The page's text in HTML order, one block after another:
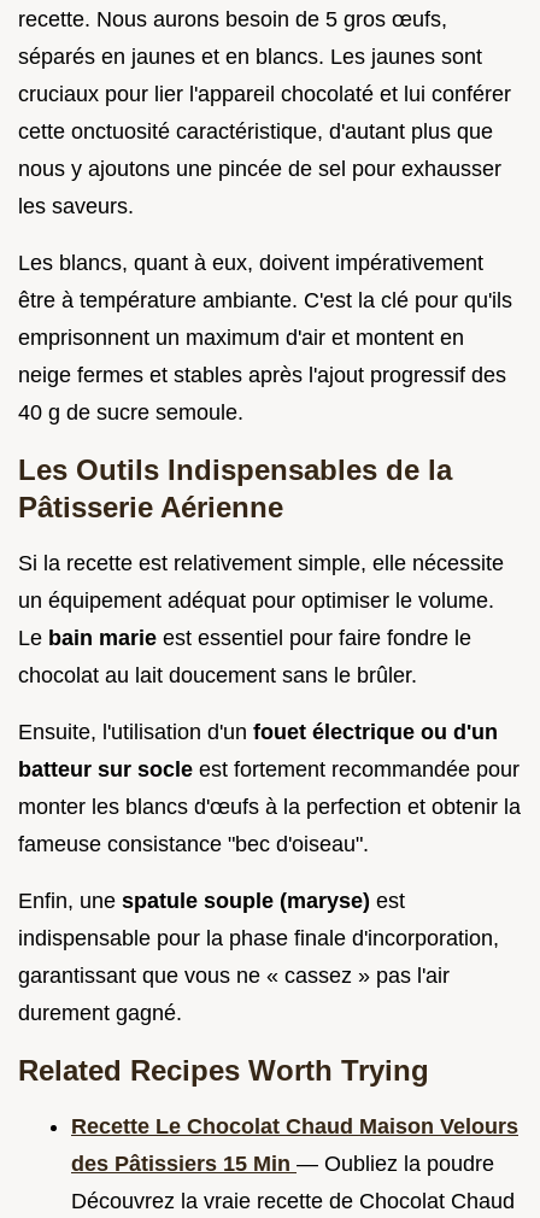
recette. Nous aurons besoin de 5 gros œufs,
séparés en jaunes et en blancs. Les jaunes sont
cruciaux pour lier l'appareil chocolaté et lui conférer
cette onctuosité caractéristique, d'autant plus que
nous y ajoutons une pincée de sel pour exhausser
les saveurs.
Les blancs, quant à eux, doivent impérativement
être à température ambiante. C'est la clé pour qu'ils
emprisonnent un maximum d'air et montent en
neige fermes et stables après l'ajout progressif des
40 g de sucre semoule.
Les Outils Indispensables de la
Pâtisserie Aérienne
Si la recette est relativement simple, elle nécessite
un équipement adéquat pour optimiser le volume.
Le bain marie est essentiel pour faire fondre le
chocolat au lait doucement sans le brûler.
Ensuite, l'utilisation d'un fouet électrique ou d'un
batteur sur socle est fortement recommandée pour
monter les blancs d'œufs à la perfection et obtenir la
fameuse consistance "bec d'oiseau".
Enfin, une spatule souple (maryse) est
indispensable pour la phase finale d'incorporation,
garantissant que vous ne « cassez » pas l'air
durement gagné.
Related Recipes Worth Trying
Recette Le Chocolat Chaud Maison Velours
des Pâtissiers 15 Min — Oubliez la poudre
Découvrez la vraie recette de Chocolat Chaud